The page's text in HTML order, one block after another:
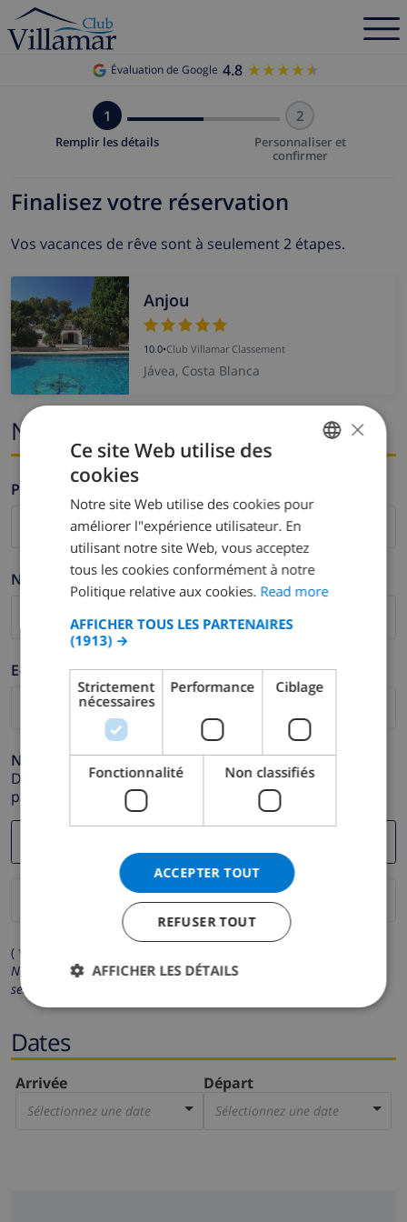
Évaluation de Google 4.8 ★★★★★
★★★★★
1
Remplir les détails
2
Personnaliser et
confirmer
Finalisez votre réservation
Vos vacances de rêve sont à seulement 2 étapes.
Anjou
10.0•Club Villamar Classement
Jávea, Costa Blanca
Nom et adresse e-mail
Prénom *
Nom de famille *
E-mail *
Numéro de téléphone *
Dans le cas où votre adresse e-mail ne fonctionnerait
pas correctement.
( * Les champs avec un astérisque sont obligatoires )
Nous respectons votre vie privée.Vos données personnelles ne
seront pas communiquées à des tiers.
Dates
Arrivée
Sélectionnez une date
Départ
Sélectionnez une date
DUTCH
SPANISH
GERMAN
CATALAN
DANISH
NORWEGIAN
×
Ce site Web utilise des
cookies
Notre site Web utilise des cookies pour
améliorer l"expérience utilisateur. En
utilisant notre site Web, vous acceptez
tous les cookies conformément à notre
Politique relative aux cookies. Read more
AFFICHER TOUS LES PARTENAIRES
(1913) →
Strictement
nécessaires
Performance Ciblage
Fonctionnalité Non classifiés
ACCEPTER TOUT
REFUSER TOUT
AFFICHER LES DÉTAILS